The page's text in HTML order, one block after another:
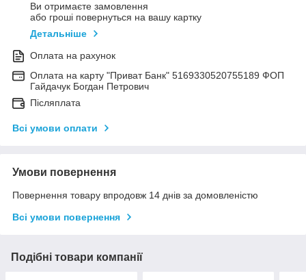
Ви отримаєте замовлення
або гроші повернуться на вашу картку
Детальніше
Оплата на рахунок
Оплата на карту "Приват Банк" 5169330520755189 ФОП
Гайдачук Богдан Петрович
Післяплата
Всі умови оплати
Умови повернення
Повернення товару впродовж 14 днів за домовленістю
Всі умови повернення
Подібні товари компанії